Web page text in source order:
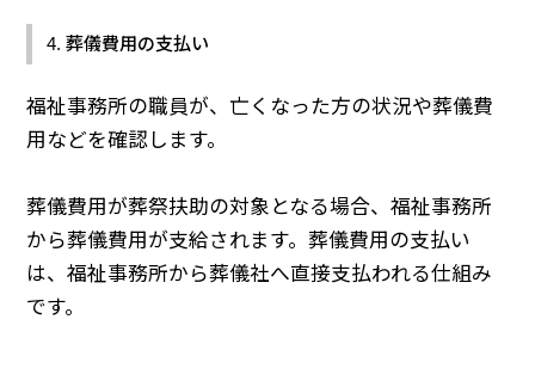
4. 葬儀費用の支払い
福祉事務所の職員が、亡くなった方の状況や葬儀費
用などを確認します。
葬儀費用が葬祭扶助の対象となる場合、福祉事務所
から葬儀費用が支給されます。葬儀費用の支払い
は、福祉事務所から葬儀社へ直接支払われる仕組み
です。